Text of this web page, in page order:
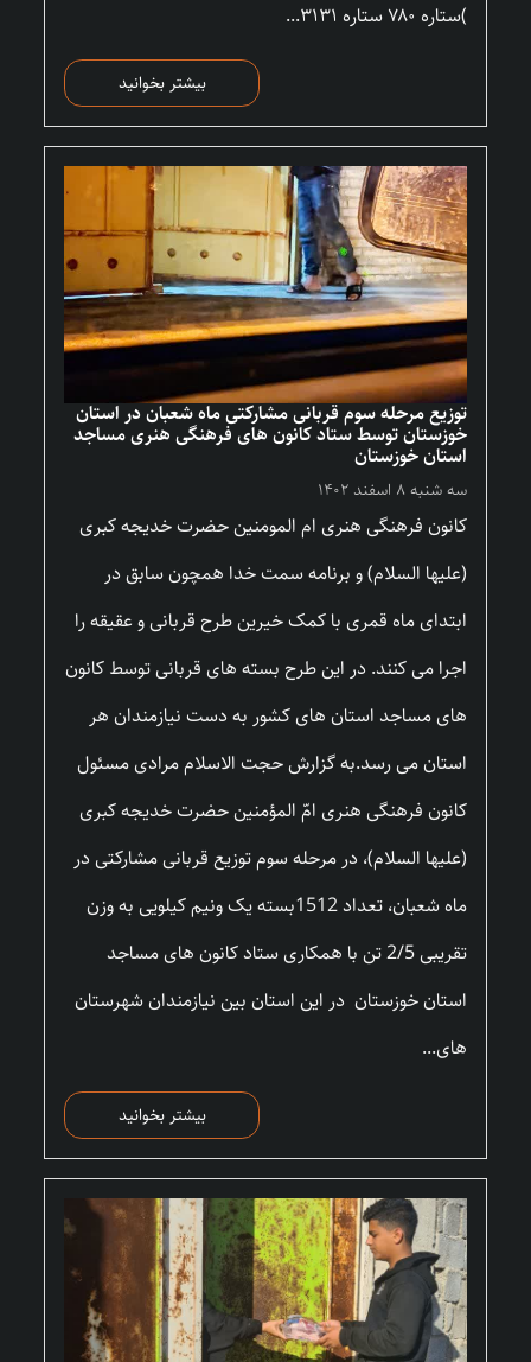
)ستاره ۷۸۰ ستاره ۳۱۳۱...
بیشتر بخوانید
توزیع مرحله سوم قربانی مشارکتی ماه شعبان در استان
خوزستان توسط ستاد کانون های فرهنگی هنری مساجد
استان خوزستان
سه شنبه ۸ اسفند ۱۴۰۲
کانون فرهنگی هنری ام المومنین حضرت خدیجه کبری
(علیها السلام) و برنامه سمت خدا همچون سابق در
ابتدای ماه قمری با کمک خیرین طرح قربانی و عقیقه را
اجرا می کنند. در این طرح بسته های قربانی توسط کانون
های مساجد استان های کشور به دست نیازمندان هر
استان می رسد.به گزارش حجت الاسلام مرادی مسئول
کانون فرهنگی هنری امّ المؤمنین حضرت خدیجه کبری
(علیها السلام)، در مرحله سوم توزیع قربانی مشارکتی در
ماه شعبان، تعداد 1512بسته یک ونیم کیلویی به وزن
تقریبی 2/5 تن با همکاری ستاد کانون های مساجد
استان خوزستان در این استان بین نیازمندان شهرستان
های...
بیشتر بخوانید